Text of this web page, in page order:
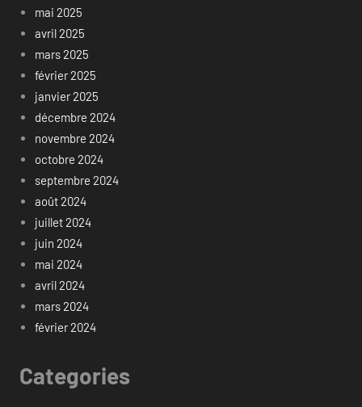
mai 2025
avril 2025
mars 2025
février 2025
janvier 2025
décembre 2024
novembre 2024
octobre 2024
septembre 2024
août 2024
juillet 2024
juin 2024
mai 2024
avril 2024
mars 2024
février 2024
Categories